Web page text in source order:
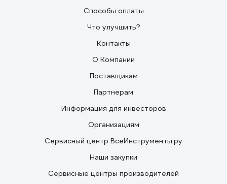
Способы оплаты
Что улучшить?
Контакты
О Компании
Поставщикам
Партнерам
Информация для инвесторов
Организациям
Сервисный центр ВсеИнструменты.ру
Наши закупки
Сервисные центры производителей